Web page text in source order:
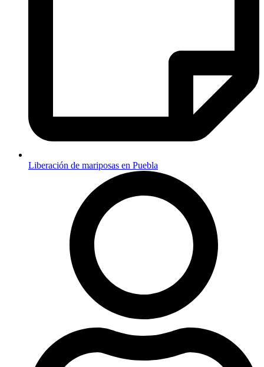
Liberación de mariposas en Puebla